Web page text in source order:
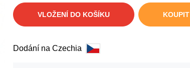
VLOŽENÍ DO KOŠÍKU KOUPIT
Dodání na Czechia